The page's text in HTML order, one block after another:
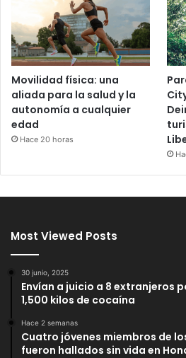
Movilidad física: una
aliada para la salud y la
autonomía a cualquier
edad
Hace 20 horas
Most Viewed Posts
30 junio, 2025
Envían a juicio a 8 extranjeros
1,500 kilos de cocaína
Hace 2 semanas
Cuatro jóvenes miembros de
fueron hallados sin vida en